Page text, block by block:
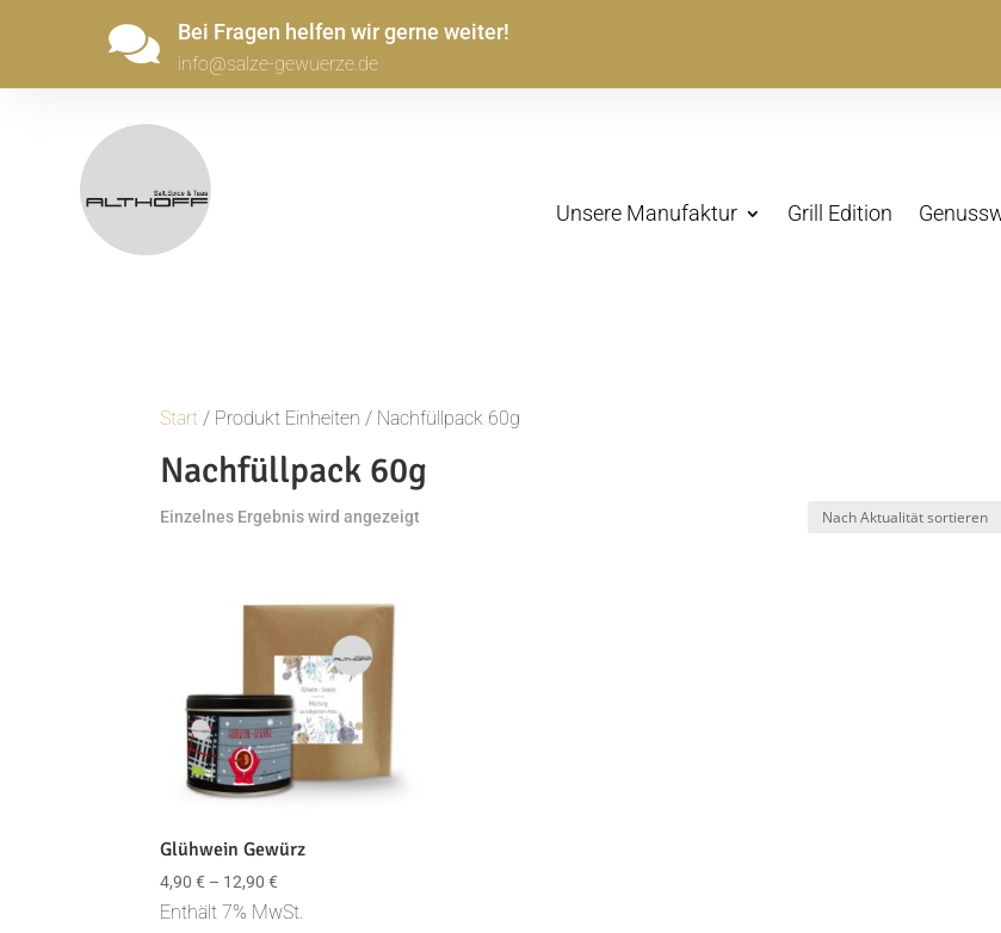
 Bei Fragen helfen wir gerne weiter!
info@salze-gewuerze.de
Unsere Manufaktur Grill Edition
Start / Produkt Einheiten / Nachfüllpack 60g
Nachfüllpack 60g
Einzelnes Ergebnis wird angezeigt
Glühwein Gewürz
4,90€ – 12,90€
4,90 €
Enthält 7% MwSt.